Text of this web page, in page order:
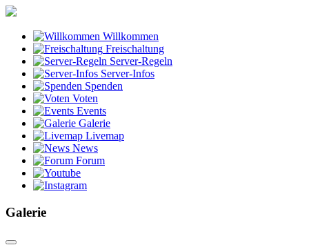
Willkommen
Freischaltung
Server-Regeln
Server-Infos
Spenden
Voten
Events
Galerie
Livemap
News
Forum
Galerie